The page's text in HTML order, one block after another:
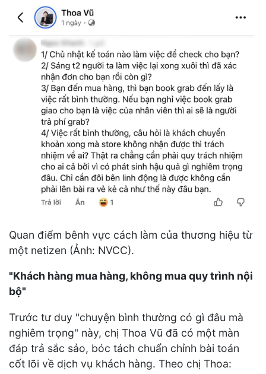
Quan điểm bênh vực cách làm của thương hiệu từ
một netizen (Ảnh: NVCC).
"Khách hàng mua hàng, không mua quy trình nội
bộ"
Trước tư duy "chuyện bình thường có gì đâu mà
nghiêm trọng" này, chị Thoa Vũ đã có một màn
đáp trả sắc sảo, bóc tách chuẩn chỉnh bài toán
cốt lõi về dịch vụ khách hàng. Theo chị Thoa: